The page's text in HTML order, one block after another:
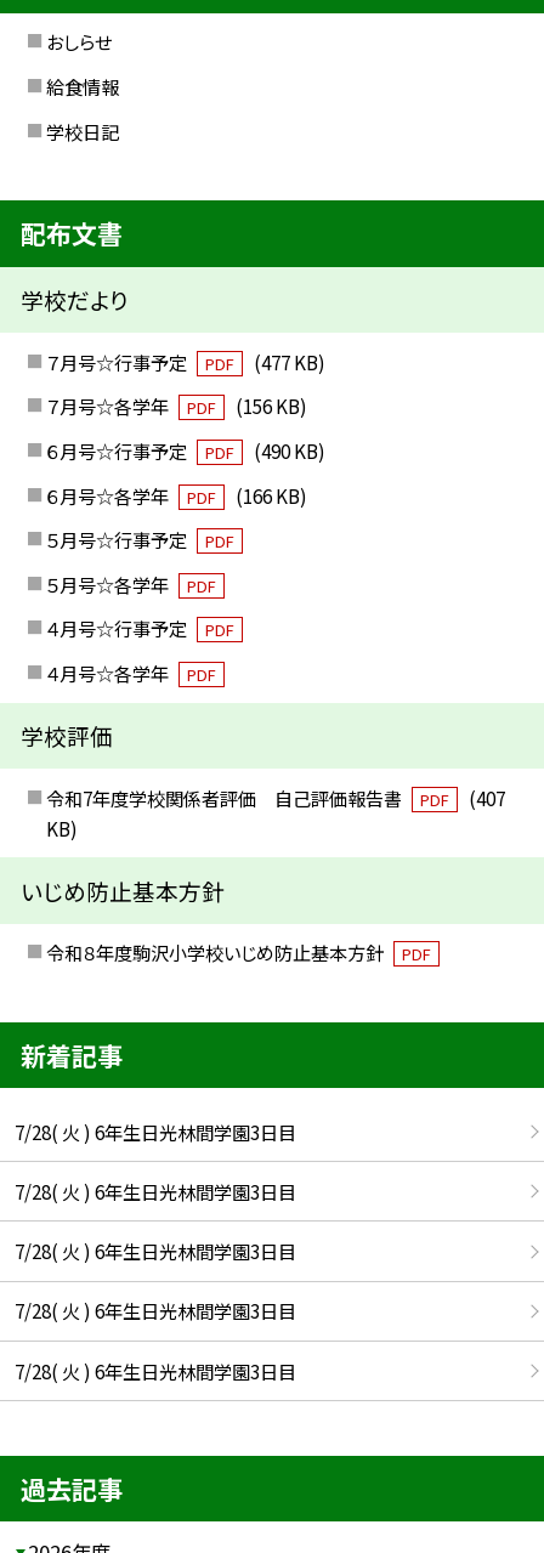
おしらせ
給食情報
学校日記
配布文書
学校だより
７月号☆行事予定 PDF
(477 KB)
７月号☆各学年
PDF
(156 KB)
６月号☆行事予定
PDF
(490 KB)
６月号☆各学年
PDF
(166 KB)
５月号☆行事予定
PDF
５月号☆各学年 PDF
４月号☆行事予定 PDF
４月号☆各学年 PDF
学校評価
令和7年度学校関係者評価 自己評価報告書 PDF
(407
KB)
いじめ防止基本方針
令和８年度駒沢小学校いじめ防止基本方針 PDF
新着記事
7/28( 火 ) 6年生日光林間学園3日目
7/28( 火 ) 6年生日光林間学園3日目
7/28( 火 ) 6年生日光林間学園3日目
7/28( 火 ) 6年生日光林間学園3日目
7/28( 火 ) 6年生日光林間学園3日目
過去記事